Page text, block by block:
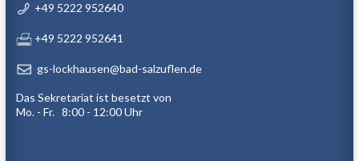
+49 5222 952640
+49 5222 952641
gs-lockhausen@bad-salzuflen.de
Das Sekretariat ist besetzt von
Mo. - Fr. 8:00 - 12:00 Uhr